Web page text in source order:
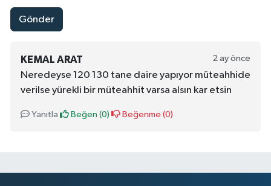
Gönder
KEMAL ARAT 2 ay önce
Neredeyse 120 130 tane daire yapıyor müteahhide
verilse yürekli bir müteahhit varsa alsın kar etsin
Yanıtla Beğen (0) Beğenme (0)